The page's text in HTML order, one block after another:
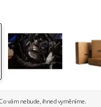
vám nebude, ihned vyměníme.